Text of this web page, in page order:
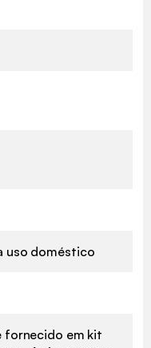
uso doméstico
fornecido em kit